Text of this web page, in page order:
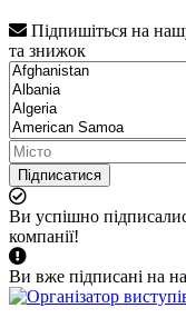
Підпишіться на
та знижок
Підписатися
Ви успішно
компанії!
Ви вже підписані на